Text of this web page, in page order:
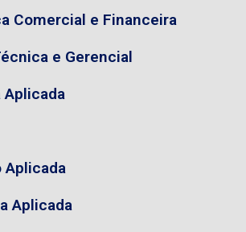
Comercial e Financeira
e Gerencial
Aplicada
Aplicada